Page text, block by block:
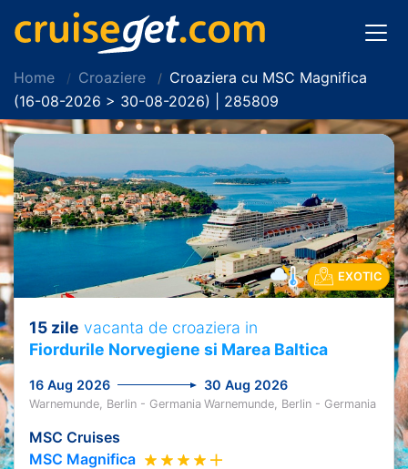
Home Croaziere
Croaziera cu MSC Magnifica
(16-08-2026 > 30-08-2026) | 285809
EXOTIC
15 zile vacanta de croaziera in
Fiordurile Norvegiene si Marea Baltica
16 Aug 2026 30 Aug 2026
Warnemunde, Berlin - Germania Warnemunde, Berlin - Germania
MSC Cruises
MSC Magnifica